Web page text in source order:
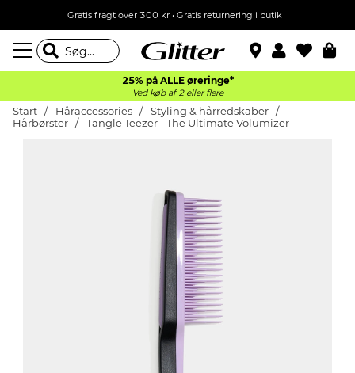
Gratis fragt over 300 kr • Gratis returnering i butik
25% på ALLE øreringe*
Ved køb af 2 eller flere
Start Håraccessories
Styling & hårredskaber
Hårbørster
Tangle Teezer - The Ultimate Volumizer